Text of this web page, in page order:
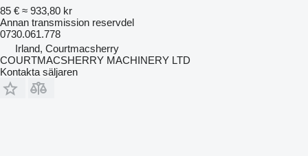
85 € ≈ 933,80 kr
Annan transmission reservdel
0730.061.778
Irland, Courtmacsherry
COURTMACSHERRY MACHINERY LTD
Kontakta säljaren